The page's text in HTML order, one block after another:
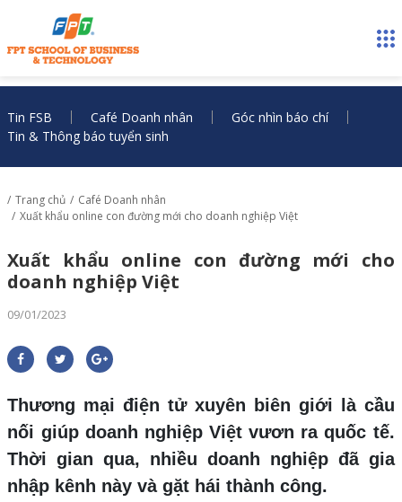
Tin FSB Café Doanh nhân
Góc nhìn báo chí
Tin & Thông báo tuyển sinh
Trang chủ
Café Doanh nhân
Xuất khẩu online con đường mới cho doanh nghiệp Việt
Xuất khẩu online con đường mới cho
doanh nghiệp Việt
09/01/2023
Thương mại điện tử xuyên biên giới là cầu
nối giúp doanh nghiệp Việt vươn ra quốc tế.
Thời gian qua, nhiều doanh nghiệp đã gia
nhập kênh này và gặt hái thành công.